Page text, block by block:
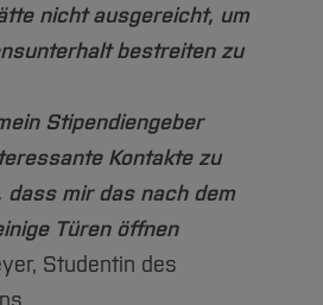
Studiengang/
zum Studium”
auswählen?
→ Wählen Sie den
Studiengang und
Abschluss, in dem Sie
nicht ausgereicht, um
bestreiten zu
Stipendiengeber
Kontakte zu
dass mir das nach dem
Türen öffnen
Studentin des